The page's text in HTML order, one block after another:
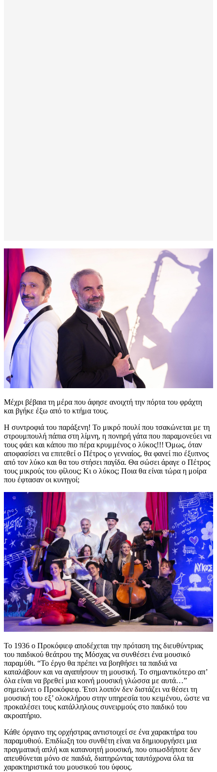
Μέχρι βέβαια τη μέρα που άφησε ανοιχτή την πόρτα του φράχτη
και βγήκε έξω από το κτήμα τους.
Η συντροφιά του παράξενη! Το μικρό πουλί που τσακώνεται με τη
στρουμπουλή πάπια στη λίμνη, η πονηρή γάτα που παραμονεύει να
τους φάει και κάπου πιο πέρα κρυμμένος ο λύκος!!! Όμως, όταν
αποφασίσει να επιτεθεί ο Πέτρος ο γενναίος, θα φανεί πιο έξυπνος
από τον λύκο και θα του στήσει παγίδα. Θα σώσει άραγε ο Πέτρος
τους μικρούς του φίλους; Κι ο λύκος; Ποια θα είναι τώρα η μοίρα
που έφτασαν οι κυνηγοί;
Το 1936 ο Προκόφιεφ αποδέχεται την πρόταση της διευθύντριας
του παιδικού θεάτρου της Μόσχας να συνθέσει ένα μουσικό
παραμύθι. “Το έργο θα πρέπει να βοηθήσει τα παιδιά να
καταλάβουν και να αγαπήσουν τη μουσική. Το σημαντικότερο απ’
όλα είναι να βρεθεί μια κοινή μουσική γλώσσα με αυτά…”
σημειώνει ο Προκόφιεφ. Έτσι λοιπόν δεν διστάζει να θέσει τη
μουσική του εξ’ ολοκλήρου στην υπηρεσία του κειμένου, ώστε να
προκαλέσει τους κατάλληλους συνειρμούς στο παιδικό του
ακροατήριο.
Κάθε όργανο της ορχήστρας αντιστοιχεί σε ένα χαρακτήρα του
παραμυθιού. Επιδίωξη του συνθέτη είναι να δημιουργήσει μια
πραγματική απλή και κατανοητή μουσική, που οπωσδήποτε δεν
απευθύνεται μόνο σε παιδιά, διατηρώντας ταυτόχρονα όλα τα
χαρακτηριστικά του μουσικού του ύφους.